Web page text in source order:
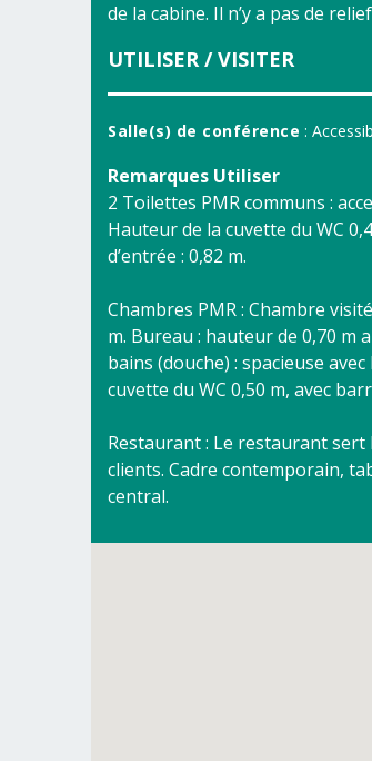
de la cabine. Il n’y a pas de
UTILISER / VISITER
Salle(s) de conférence :
Remarques Utiliser
2 Toilettes PMR communs :
Hauteur de la cuvette du WC
d’entrée : 0,82 m.
Chambres PMR : Chambre
m. Bureau : hauteur de 0,70 m
bains (douche) : spacieuse
cuvette du WC 0,50 m, avec
Restaurant : Le restaurant
clients. Cadre contemporain,
central.